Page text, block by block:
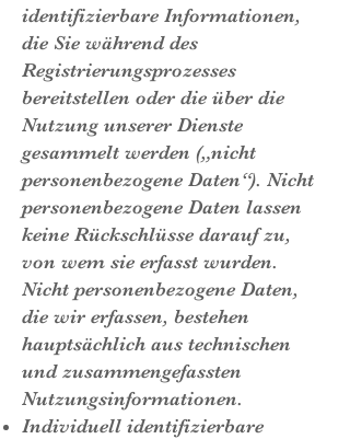
identifizierbare Informationen,
die Sie während des
Registrierungsprozesses
bereitstellen oder die über die
Nutzung unserer Dienste
gesammelt werden („nicht
personenbezogene Daten“). Nicht
personenbezogene Daten lassen
keine Rückschlüsse darauf zu,
von wem sie erfasst wurden.
Nicht personenbezogene Daten,
die wir erfassen, bestehen
hauptsächlich aus technischen
und zusammengefassten
Nutzungsinformationen.
Individuell identifizierbare